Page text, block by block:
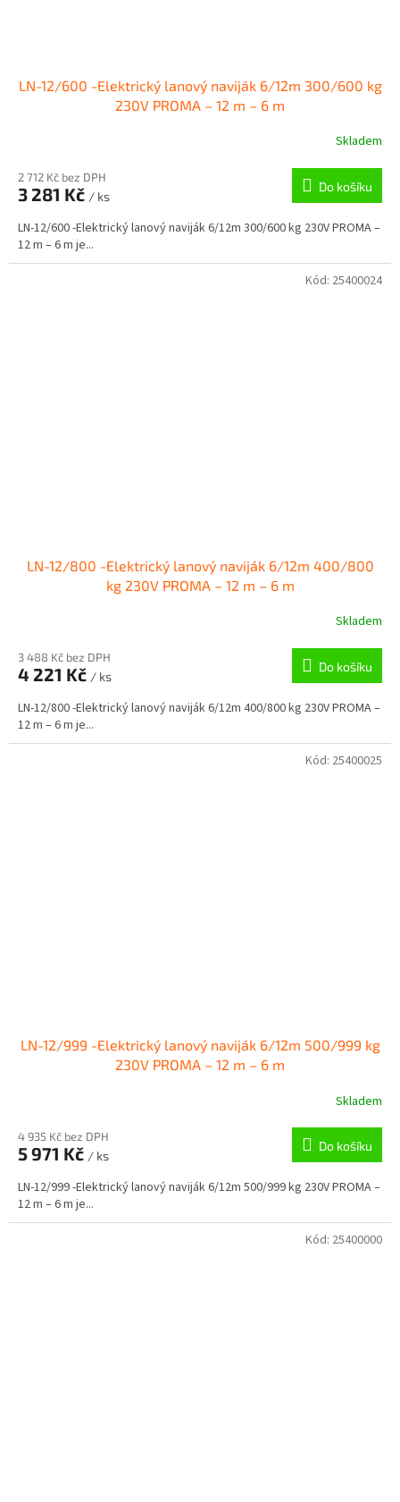
LN-12/600 -Elektrický lanový naviják 6/12m 300/600 kg
230V PROMA – 12 m – 6 m
Skladem
2 712 Kč bez DPH
3 281 Kč / ks
Do košíku
LN-12/600 -Elektrický lanový naviják 6/12m 300/600 kg 230V PROMA –
12 m – 6 m je...
LN-12/800 -Elektrický lanový naviják 6/12m 400/800
kg 230V PROMA – 12 m – 6 m
Skladem
3 488 Kč bez DPH
4 221 Kč / ks
Do košíku
LN-12/800 -Elektrický lanový naviják 6/12m 400/800 kg 230V PROMA –
12 m – 6 m je...
Kód: 25400024
LN-12/999 -Elektrický lanový naviják 6/12m 500/999 kg
230V PROMA – 12 m – 6 m
Skladem
4 935 Kč bez DPH
5 971 Kč / ks
Do košíku
LN-12/999 -Elektrický lanový naviják 6/12m 500/999 kg 230V PROMA –
12 m – 6 m je...
Kód: 25400025
Kód: 25400000